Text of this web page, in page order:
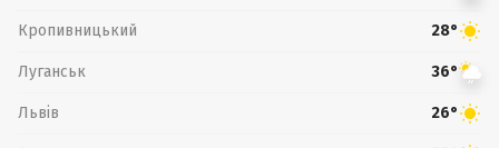
Кропивницький 28°
Луганськ 36°
Львів 26°